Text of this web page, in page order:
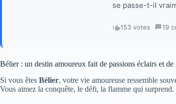
se passe-t-il
153 votes · 19
Bélier : un destin amoureux fait de passions éclairs et de
Si vous êtes Bélier, votre vie amoureuse ressemble
Vous aimez la conquête, le défi, la flamme qui surprend.